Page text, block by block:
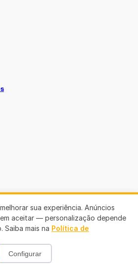
sua experiência. Anúncios
aceitar — personalização depende
Saiba mais na Política de
Configurar